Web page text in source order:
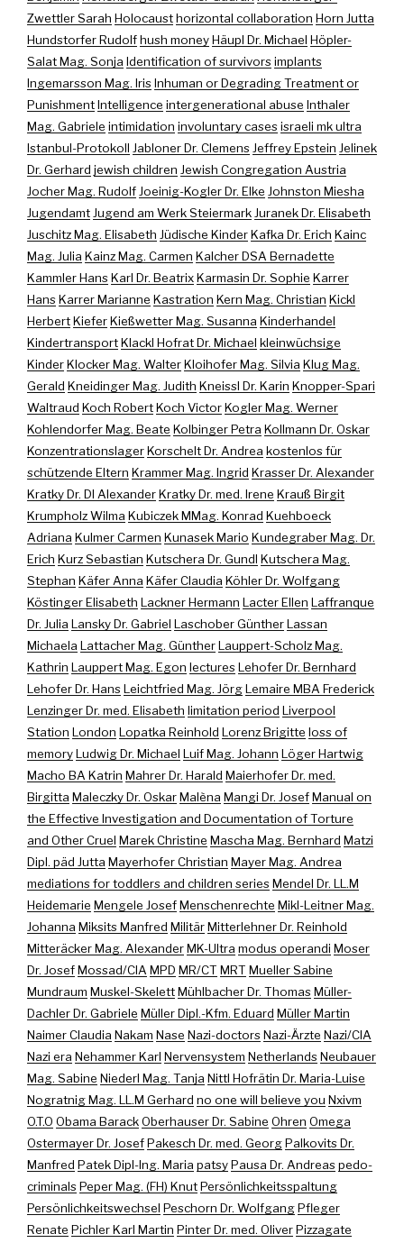
Zwettler Sarah Holocausthorizontal collaboration Horn Jutta
Hundstorfer Rudolfhush moneyHäupl Dr. Michael Höpler-
Salat Mag. Sonja Identification of survivorsimplants
Ingemarsson Mag. IrisInhuman or Degrading Treatment or
PunishmentIntelligence intergenerational abuse Inthaler
Mag. Gabriele intimidation involuntary casesisraeli mk ultra
Istanbul-Protokoll Jabloner Dr. ClemensJeffrey Epstein Jelinek
Dr. Gerhard jewish children Jewish Congregation Austria
Jocher Mag. RudolfJoeinig-Kogler Dr. Elke Johnston Miesha
JugendamtJugend am Werk SteiermarkJuranek Dr. Elisabeth
Juschitz Mag. Elisabeth Jüdische KinderKafka Dr. Erich Kainc
Mag. Julia Kainz Mag. Carmen Kalcher DSA Bernadette
Kammler HansKarl Dr. BeatrixKarmasin Dr. Sophie Karrer
HansKarrer Marianne Kastration Kern Mag. Christian Kickl
HerbertKieferKießwetter Mag. Susanna Kinderhandel
KindertransportKlackl Hofrat Dr. Michael kleinwüchsige
KinderKlocker Mag. WalterKloihofer Mag. Silvia Klug Mag.
Gerald Kneidinger Mag. Judith Kneissl Dr. Karin Knopper-Spari
Waltraud Koch RobertKoch VictorKogler Mag. Werner
Kohlendorfer Mag. Beate Kolbinger Petra Kollmann Dr. Oskar
KonzentrationslagerKorschelt Dr. Andrea kostenlos für
schützende Eltern Krammer Mag. Ingrid Krasser Dr. Alexander
Kratky Dr. DI AlexanderKratky Dr. med. Irene Krauß Birgit
Krumpholz Wilma Kubiczek MMag. Konrad Kuehboeck
Adriana Kulmer Carmen Kunasek Mario Kundegraber Mag. Dr.
Erich Kurz Sebastian Kutschera Dr. Gundl Kutschera Mag.
Stephan Käfer Anna Käfer Claudia Köhler Dr. Wolfgang
Köstinger Elisabeth Lackner Hermann Lacter Ellen Laffranque
Dr. Julia Lansky Dr. Gabriel Laschober GüntherLassan
Michaela Lattacher Mag. GüntherLauppert-Scholz Mag.
Kathrin Lauppert Mag. Egon lecturesLehofer Dr. Bernhard
Lehofer Dr. HansLeichtfried Mag. JörgLemaire MBA Frederick
Lenzinger Dr. med. Elisabeth limitation period Liverpool
Station London Lopatka Reinhold Lorenz Brigitte loss of
memoryLudwig Dr. Michael Luif Mag. Johann Löger Hartwig
Macho BA Katrin Mahrer Dr. Harald Maierhofer Dr. med.
Birgitta Maleczky Dr. OskarMalèna Mangi Dr. JosefManual on
the Effective Investigation and Documentation of Torture
and Other Cruel Marek Christine Mascha Mag. Bernhard Matzi
Dipl. päd Jutta Mayerhofer Christian Mayer Mag. Andrea
mediations for toddlers and children seriesMendel Dr. LL.M
Heidemarie Mengele JosefMenschenrechte Mikl-Leitner Mag.
Johanna Miksits Manfred MilitärMitterlehner Dr. Reinhold
Mitteräcker Mag. AlexanderMK-Ultra modus operandi Moser
Dr. JosefMossad/CIA MPD MR/CT MRT Mueller Sabine
Mundraum Muskel-SkelettMühlbacher Dr. ThomasMüller-
Dachler Dr. Gabriele Müller Dipl.-Kfm. Eduard Müller Martin
Naimer Claudia Nakam Nase Nazi-doctorsNazi-Ärzte Nazi/CIA
Nazi era Nehammer Karl Nervensystem NetherlandsNeubauer
Mag. Sabine Niederl Mag. Tanja Nittl Hofrätin Dr. Maria-Luise
Nogratnig Mag. LL.M Gerhard no one will believe you Nxivm
O.T.O Obama BarackOberhauser Dr. Sabine Ohren Omega
Ostermayer Dr. JosefPakesch Dr. med. GeorgPalkovits Dr.
Manfred Patek Dipl-Ing. Maria patsyPausa Dr. Andreaspedo-
criminalsPeper Mag. (FH) KnutPersönlichkeitsspaltung
Persönlichkeitswechsel Peschorn Dr. WolfgangPfleger
Renate Pichler Karl Martin Pinter Dr. med. OliverPizzagate